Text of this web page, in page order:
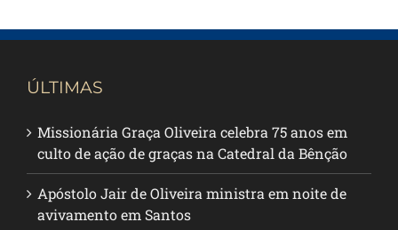
ÚLTIMAS
Missionária Graça Oliveira celebra 75 anos em
culto de ação de graças na Catedral da Bênção
Apóstolo Jair de Oliveira ministra em noite de
avivamento em Santos